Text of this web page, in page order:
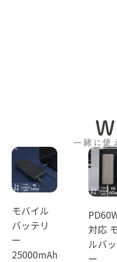
一緒に使
モバイル
バッテリ
ー
25000mAh
対応
ルバ
ー